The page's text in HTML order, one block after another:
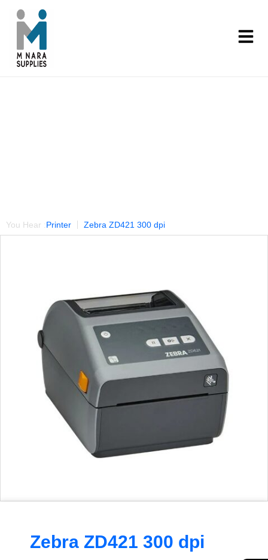
You Hear :Printer Zebra ZD421 300 dpi
Zebra ZD421 300 dpi